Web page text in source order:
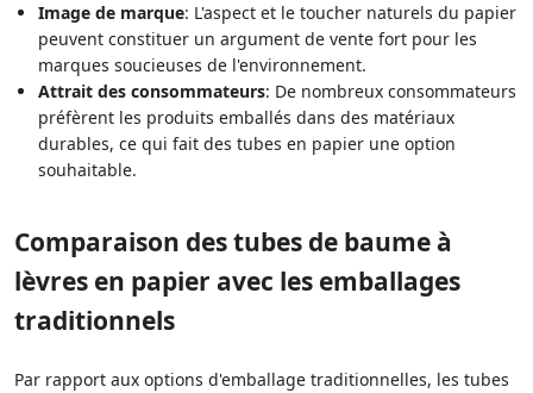
Image de marque: L'aspect et le toucher naturels du papier
peuvent constituer un argument de vente fort pour les
marques soucieuses de l'environnement.
Attrait des consommateurs: De nombreux consommateurs
préfèrent les produits emballés dans des matériaux
durables, ce qui fait des tubes en papier une option
souhaitable.
Comparaison des tubes de baume à
lèvres en papier avec les emballages
traditionnels
Par rapport aux options d'emballage traditionnelles, les tubes